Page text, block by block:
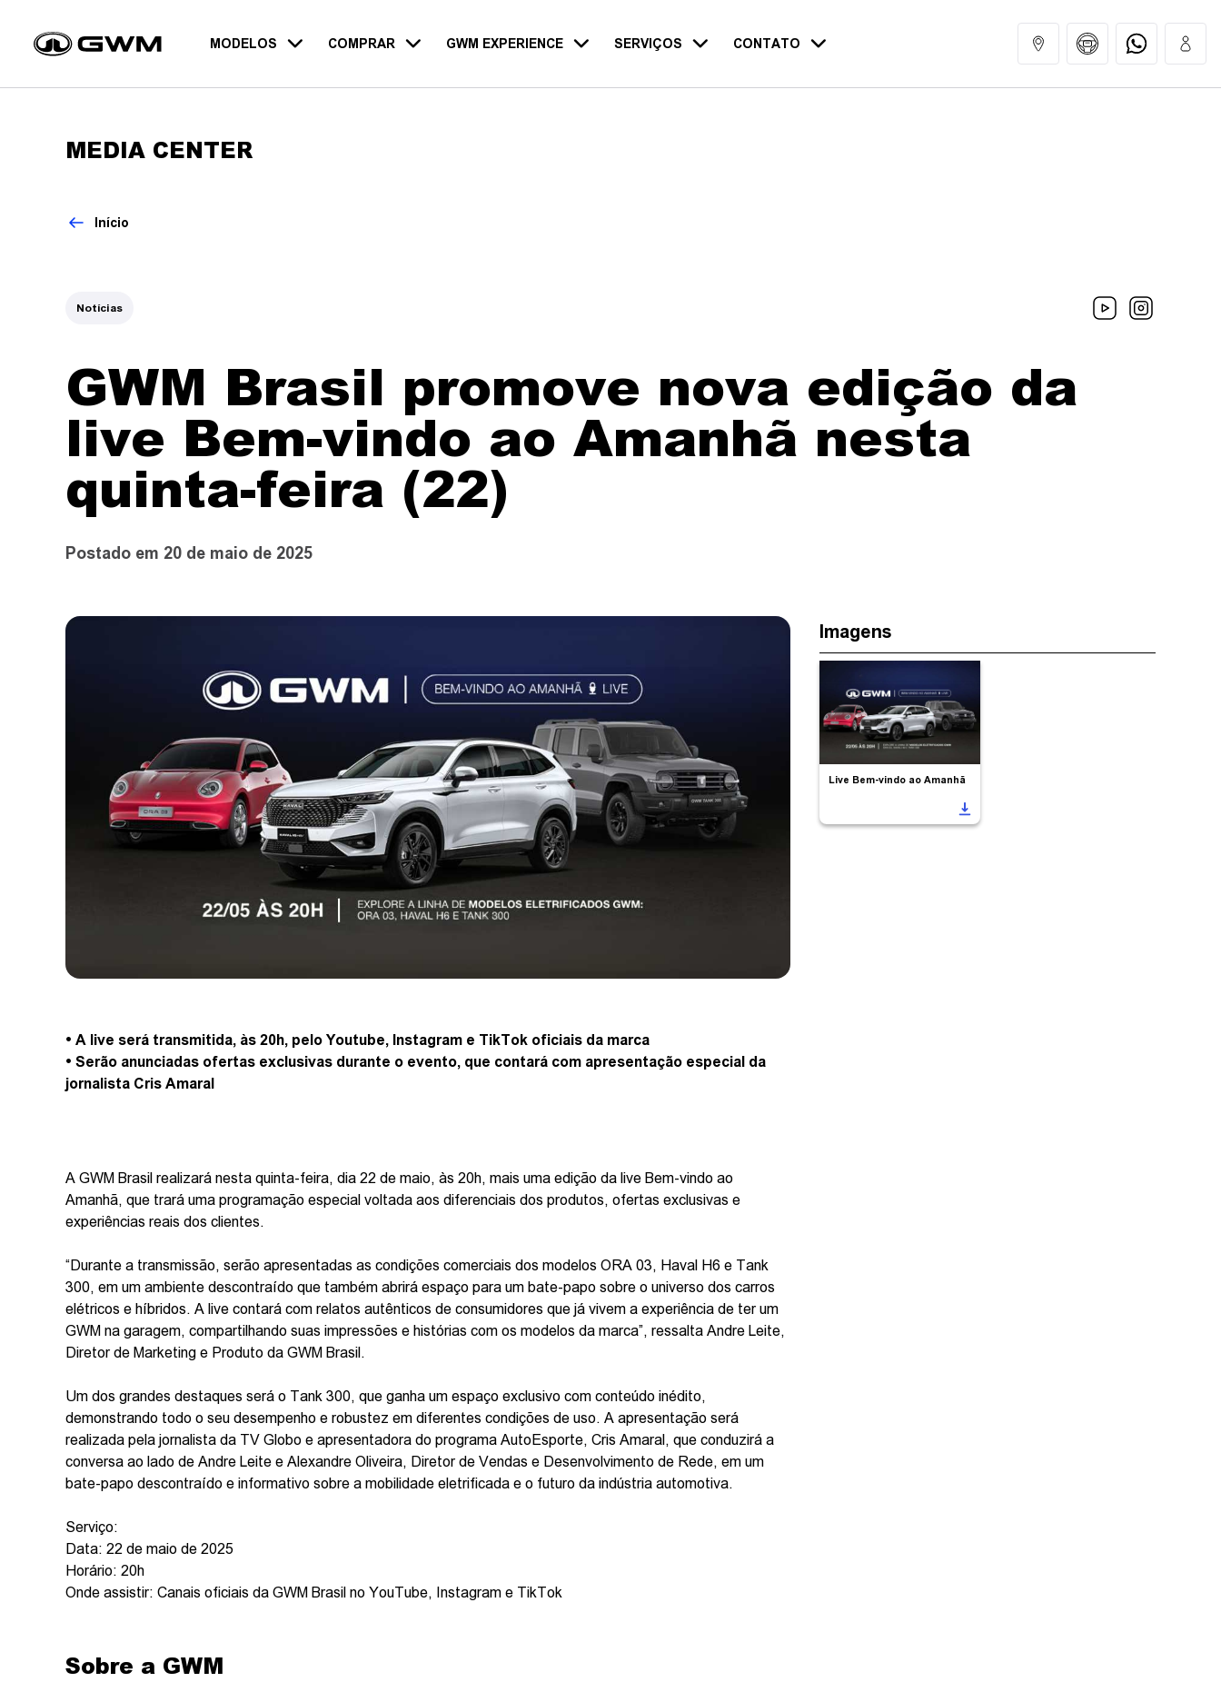
MODELOS COMPRAR GWM EXPERIENCE SERVIÇOS CONTATO
MEDIA CENTER
Início
Notícias
GWM Brasil promove nova edição da
live Bem-vindo ao Amanhã nesta
quinta-feira (22)
Postado em 20 de maio de 2025
• A live será transmitida, às 20h, pelo Youtube, Instagram e TikTok oficiais da marca
• Serão anunciadas ofertas exclusivas durante o evento, que contará com apresentação especial da
jornalista Cris Amaral
A GWM Brasil realizará nesta quinta-feira, dia 22 de maio, às 20h, mais uma edição da live Bem-vindo ao
Amanhã, que trará uma programação especial voltada aos diferenciais dos produtos, ofertas exclusivas e
experiências reais dos clientes.
“Durante a transmissão, serão apresentadas as condições comerciais dos modelos ORA 03, Haval H6 e Tank
300, em um ambiente descontraído que também abrirá espaço para um bate-papo sobre o universo dos carros
elétricos e híbridos. A live contará com relatos autênticos de consumidores que já vivem a experiência de ter um
GWM na garagem, compartilhando suas impressões e histórias com os modelos da marca”, ressalta Andre Leite,
Diretor de Marketing e Produto da GWM Brasil.
Um dos grandes destaques será o Tank 300, que ganha um espaço exclusivo com conteúdo inédito,
demonstrando todo o seu desempenho e robustez em diferentes condições de uso. A apresentação será
realizada pela jornalista da TV Globo e apresentadora do programa AutoEsporte, Cris Amaral, que conduzirá a
conversa ao lado de Andre Leite e Alexandre Oliveira, Diretor de Vendas e Desenvolvimento de Rede, em um
bate-papo descontraído e informativo sobre a mobilidade eletrificada e o futuro da indústria automotiva.
Serviço:
Data: 22 de maio de 2025
Horário: 20h
Onde assistir: Canais oficiais da GWM Brasil no YouTube, Instagram e TikTok
Sobre a GWM
Imagens
Live Bem-vindo ao Amanhã